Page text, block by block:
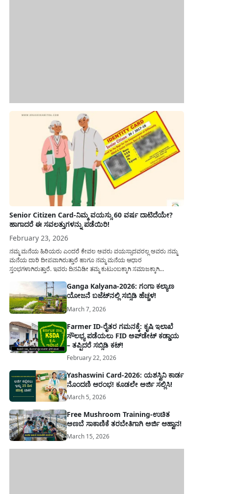
Senior Citizen Card-ನಿಮ್ಮ ವಯಸ್ಸು 60 ವರ್ಷ ದಾಟಿದೆಯೇ?
ಹಾಗಾದರೆ ಈ ಸವಲತ್ತುಗಳನ್ನು ಪಡೆಯಿರಿ!
February 23, 2026
ನಮ್ಮ ಮನೆಯ ಹಿರಿಯರು ಎಂದರೆ ಕೇವಲ ಅವರು ವಯಸ್ಸಾದವರಲ್ಲ ಅವರು ನಮ್ಮ
ಮನೆಯ ದಾರಿ ದೀಪವಾಗಿರುತ್ತಾರೆ ಹಾಗೂ ನಮ್ಮ ಮನೆಯ ಆಧಾರ
ಸ್ತಂಭಗಳಾಗಿರುತ್ತಾರೆ. ಇವರು ದಿನವಿಡೀ ತಮ್ಮ ಕುಟುಂಬಕ್ಕಾಗಿ ಸಮಾಜಕ್ಕಾಗಿ
ನೆಮ್ಮದಿಯಿಂದ ಕಳೆಯಬೇಕೆಂಬುದು ಪ್ರತಿಯೊಬ್ಬರ ಕನಸಾಗಿರುತ್ತದೆ ಆದ್ದರಿಂದ
ಸರ್ಕಾರವು ಹಿರಿಯ ನಾಗರಿಕರ ಗುರುತಿನ ಚೀಟಿ...
Ganga Kalyana-2026: ಗಂಗಾ ಕಲ್ಯಾಣ
ಯೋಜನೆ ಬಜೆಟ್‌ನಲ್ಲಿ ಸಬ್ಸಿಡಿ ಹೆಚ್ಚಳ!
March 7, 2026
Farmer ID-ರೈತರ ಗಮನಕ್ಕೆ: ಕೃಷಿ ಇಲಾಖೆ
ಸೌಲಭ್ಯ ಪಡೆಯಲು FID ಅಪ್‌ಡೇಟ್ ಕಡ್ಡಾಯ
– ತಪ್ಪಿದರೆ ಸಬ್ಸಿಡಿ ಕಟ್!
February 22, 2026
Yashaswini Card-2026: ಯಶಸ್ವಿನಿ ಕಾರ್ಡ
ನೊಂದಣಿ ಆರಂಭ! ಕೂಡಲೇ ಅರ್ಜಿ ಸಲ್ಲಿಸಿ!
March 5, 2026
Free Mushroom Training-ಉಚಿತ
ಅಣಬೆ ಸಾಕಾಣಿಕೆ ತರಬೇತಿಗಾಗಿ ಅರ್ಜಿ ಆಹ್ವಾನ!
March 15, 2026